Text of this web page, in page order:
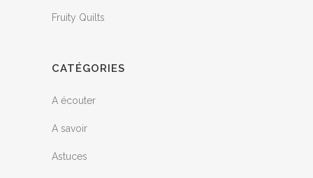
Fruity Quilts
CATÉGORIES
A écouter
A savoir
Astuces